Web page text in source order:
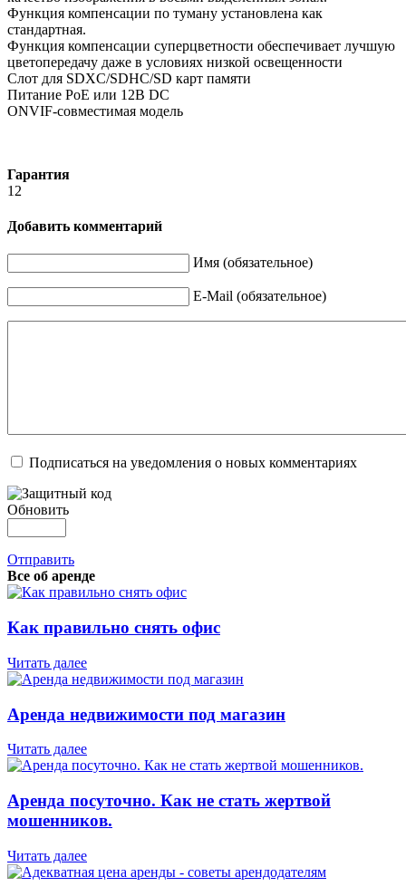
Функция компенсации по туману установлена как
стандартная.
Функция компенсации суперцветности обеспечивает лучшую
цветопередачу даже в условиях низкой освещенности
Слот для SDXC/SDHC/SD карт памяти
Питание PoE или 12В DC
ONVIF-совместимая модель
Гарантия
12
Добавить комментарий
Имя (обязательное)
E-Mail (обязательное)
Подписаться на уведомления о новых комментариях
Обновить
Отправить
Все об аренде
Как правильно снять офис
Читать далее
Аренда недвижимости под магазин
Читать далее
Аренда посуточно. Как не стать жертвой
мошенников.
Читать далее